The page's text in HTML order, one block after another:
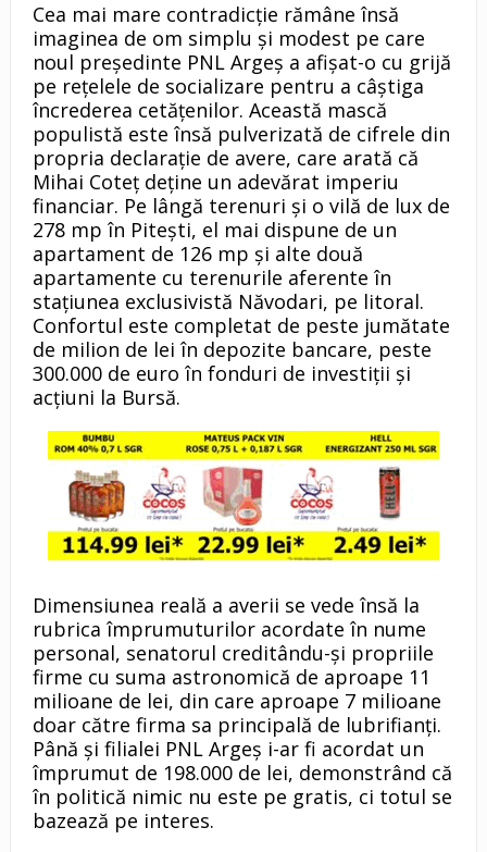
Cea mai mare contradicție rămâne însă
imaginea de om simplu și modest pe care
noul președinte PNL Argeș a afișat-o cu grijă
pe rețelele de socializare pentru a câștiga
încrederea cetățenilor. Această mască
populistă este însă pulverizată de cifrele din
propria declarație de avere, care arată că
Mihai Coteț deține un adevărat imperiu
financiar. Pe lângă terenuri și o vilă de lux de
278 mp în Pitești, el mai dispune de un
apartament de 126 mp și alte două
apartamente cu terenurile aferente în
stațiunea exclusivistă Năvodari, pe litoral.
Confortul este completat de peste jumătate
de milion de lei în depozite bancare, peste
300.000 de euro în fonduri de investiții și
acțiuni la Bursă.
Dimensiunea reală a averii se vede însă la
rubrica împrumuturilor acordate în nume
personal, senatorul creditându-și propriile
firme cu suma astronomică de aproape 11
milioane de lei, din care aproape 7 milioane
doar către firma sa principală de lubrifianți.
Până și filialei PNL Argeș i-ar fi acordat un
împrumut de 198.000 de lei, demonstrând că
în politică nimic nu este pe gratis, ci totul se
bazează pe interes.